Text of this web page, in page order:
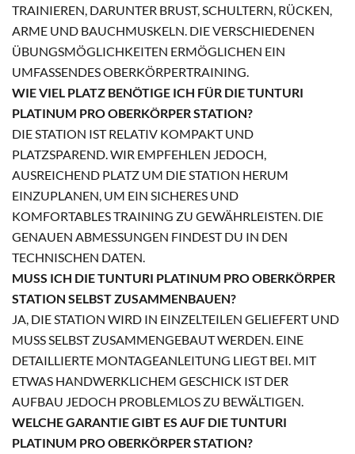
TRAINIEREN, DARUNTER BRUST, SCHULTERN, RÜCKEN,
ARME UND BAUCHMUSKELN. DIE VERSCHIEDENEN
ÜBUNGSMÖGLICHKEITEN ERMÖGLICHEN EIN
UMFASSENDES OBERKÖRPERTRAINING.
WIE VIEL PLATZ BENÖTIGE ICH FÜR DIE TUNTURI
PLATINUM PRO OBERKÖRPER STATION?
DIE STATION IST RELATIV KOMPAKT UND
PLATZSPAREND. WIR EMPFEHLEN JEDOCH,
AUSREICHEND PLATZ UM DIE STATION HERUM
EINZUPLANEN, UM EIN SICHERES UND
KOMFORTABLES TRAINING ZU GEWÄHRLEISTEN. DIE
GENAUEN ABMESSUNGEN FINDEST DU IN DEN
TECHNISCHEN DATEN.
MUSS ICH DIE TUNTURI PLATINUM PRO OBERKÖRPER
STATION SELBST ZUSAMMENBAUEN?
JA, DIE STATION WIRD IN EINZELTEILEN GELIEFERT UND
MUSS SELBST ZUSAMMENGEBAUT WERDEN. EINE
DETAILLIERTE MONTAGEANLEITUNG LIEGT BEI. MIT
ETWAS HANDWERKLICHEM GESCHICK IST DER
AUFBAU JEDOCH PROBLEMLOS ZU BEWÄLTIGEN.
WELCHE GARANTIE GIBT ES AUF DIE TUNTURI
PLATINUM PRO OBERKÖRPER STATION?